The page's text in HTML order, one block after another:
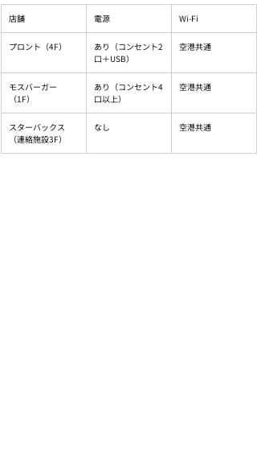
店舗 電源 Wi-Fi
プロント（4F）
あり（コンセント2
口＋USB）
空港共通
モスバーガー
（1F）
あり（コンセント4
口以上）
空港共通
スターバックス
（連絡施設3F）
なし 空港共通